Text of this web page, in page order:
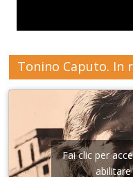
Tonino Caputo. In
Fai clic per